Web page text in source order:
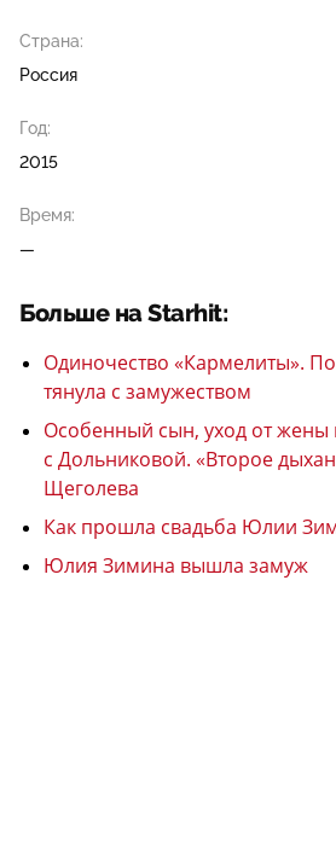
Страна:
Россия
Год:
2015
Время:
—
Больше на Starhit:
Одиночество «Кармелиты».
тянула с замужеством
Особенный сын, уход от жены
с Дольниковой. «Второе
Щеголева
Как прошла свадьба Юлии
Юлия Зимина вышла замуж